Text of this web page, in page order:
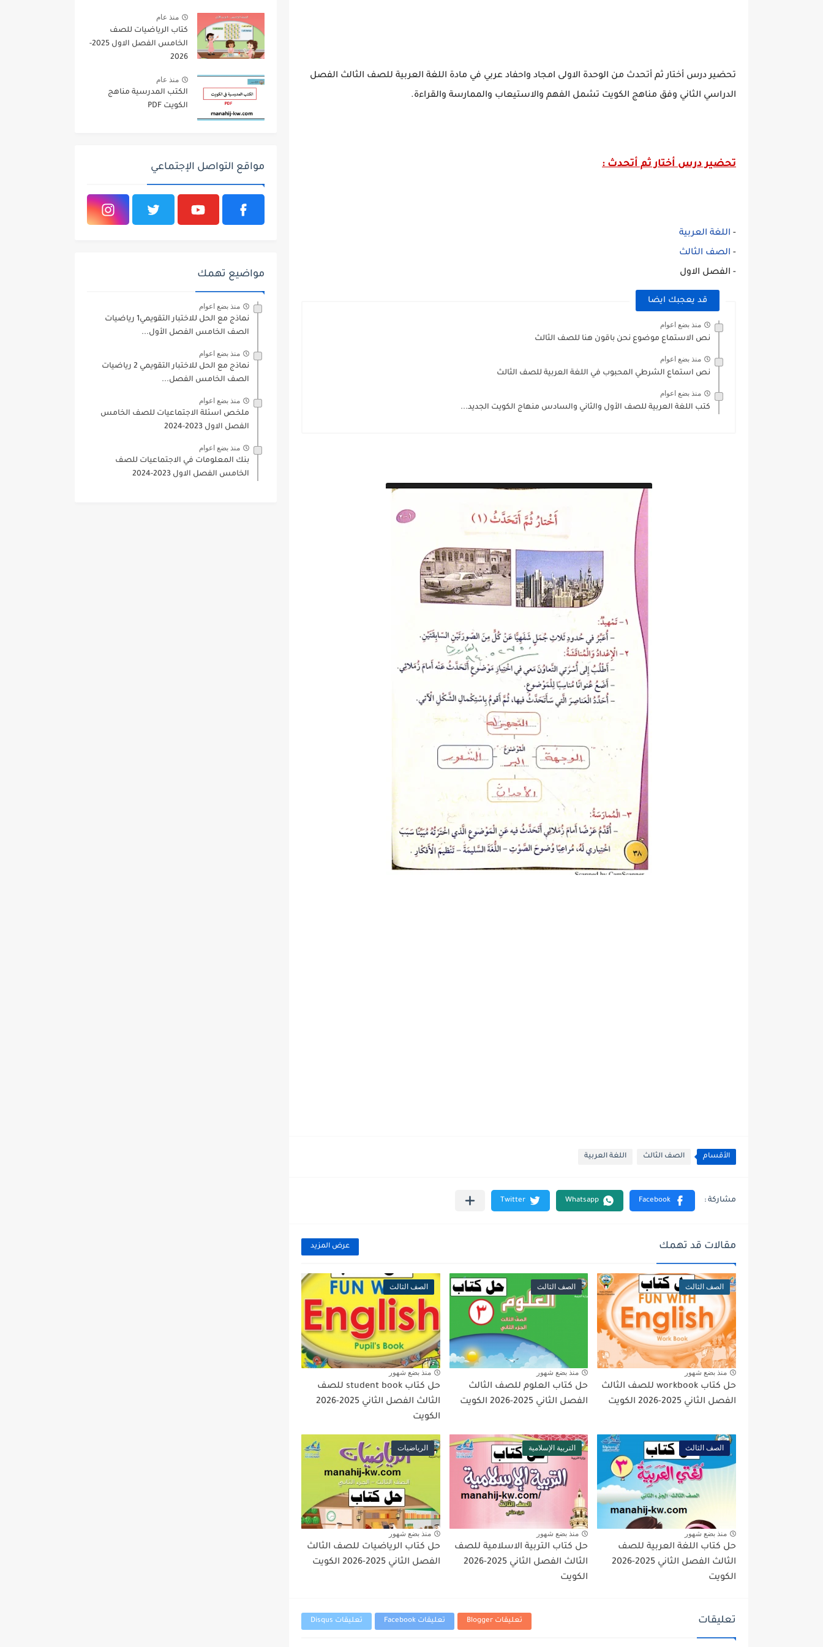
تحضير درس أختار ثم أتحدث من الوحدة الاولى امجاد واحفاد عربي في مادة اللغة العربية للصف الثالث الفصل
الدراسي الثاني وفق مناهج الكويت تشمل الفهم والاستيعاب والممارسة والقراءة.
تحضير درس أختار ثم أتحدث:
- اللغة العربية
- الصف الثالث
- الفصل الاول
قد يعجبك ايضا
منذ بضع اعوام
نص الاستماع موضوع نحن باقون هنا للصف الثالث
منذ بضع اعوام
نص استماع الشرطي المحبوب في اللغة العربية للصف الثالث
منذ بضع اعوام
كتب اللغة العربية للصف الأول والثاني والسادس منهاج الكويت الجديد...
الأقسام الصف الثالث اللغة العربية
مقالات قد تهمك عرض المزيد
الصف الثالث
منذ بضع شهور
حل كتاب workbook للصف الثالث
الفصل الثاني 2025-2026 الكويت
الصف الثالث
منذ بضع شهور
حل كتاب العلوم للصف الثالث
الفصل الثاني 2025-2026 الكويت
الصف الثالث
منذ بضع شهور
حل كتاب student book للصف
الثالث الفصل الثاني 2025-2026
الكويت
الصف الثالث
منذ بضع شهور
حل كتاب اللغة العربية للصف
الثالث الفصل الثاني 2025-2026
الكويت
التربية الإسلامية
منذ بضع شهور
حل كتاب التربية الاسلامية للصف
الثالث الفصل الثاني 2025-2026
الكويت
الرياضيات
منذ بضع شهور
حل كتاب الرياضيات للصف الثالث
الفصل الثاني 2025-2026 الكويت
تعليقات تعليقات Blogger تعليقات Facebook تعليقات Disqus
منذ عام
كتاب الرياضيات للصف
الخامس الفصل الاول 2025-
2026
منذ عام
الكتب المدرسية مناهج
الكويت PDF
مواقع التواصل الإجتماعي
مواضيع تهمك
منذ بضع اعوام
نماذج مع الحل للاختبار التقويمي1 رياضيات
الصف الخامس الفصل الأول...
منذ بضع اعوام
نماذج مع الحل للاختبار التقويمي 2 رياضيات
الصف الخامس الفصل...
منذ بضع اعوام
ملخص اسئلة الاجتماعيات للصف الخامس
الفصل الاول 2023-2024
منذ بضع اعوام
بنك المعلومات في الاجتماعيات للصف
الخامس الفصل الاول 2023-2024